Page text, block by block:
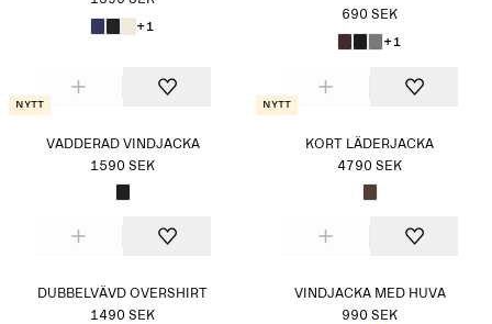
+1
690 SEK
+1
Nytt
VADDERAD VINDJACKA
1590 SEK
Nytt
KORT LÄDERJACKA
4790 SEK
DUBBELVÄVD OVERSHIRT
1490 SEK
VINDJACKA MED HUVA
990 SEK